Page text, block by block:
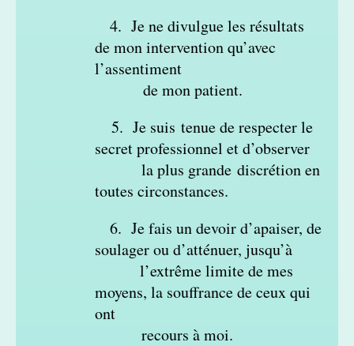
4. Je ne divulgue les résultats
de mon intervention qu’avec
l’assentiment
de mon patient.
5. Je suis tenue de respecter le
secret professionnel et d’observer
la plus grande discrétion en
toutes circonstances.
6. Je fais un devoir d’apaiser, de
soulager ou d’atténuer, jusqu’à
l’extrêmelimite de mes
moyens, la souffrance de ceux qui
ont
recours à moi.